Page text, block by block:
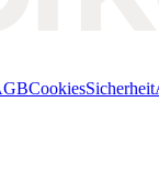
CookiesSicherheit